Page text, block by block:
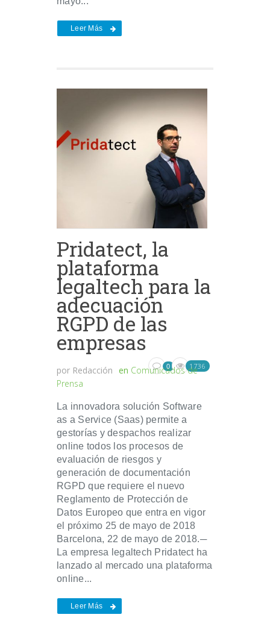
Leer Más
Pridatect, la
plataforma
legaltech para la
adecuación
RGPD de las
empresas
por Redacción en Comunicados de
Prensa
0 1736
La innovadora solución Software
as a Service (Saas) permite a
gestorías y despachos realizar
online todos los procesos de
evaluación de riesgos y
generación de documentación
RGPD que requiere el nuevo
Reglamento de Protección de
Datos Europeo que entra en vigor
el próximo 25 de mayo de 2018
Barcelona, 22 de mayo de 2018.─
La empresa legaltech Pridatect ha
lanzado al mercado una plataforma
online...
Leer Más